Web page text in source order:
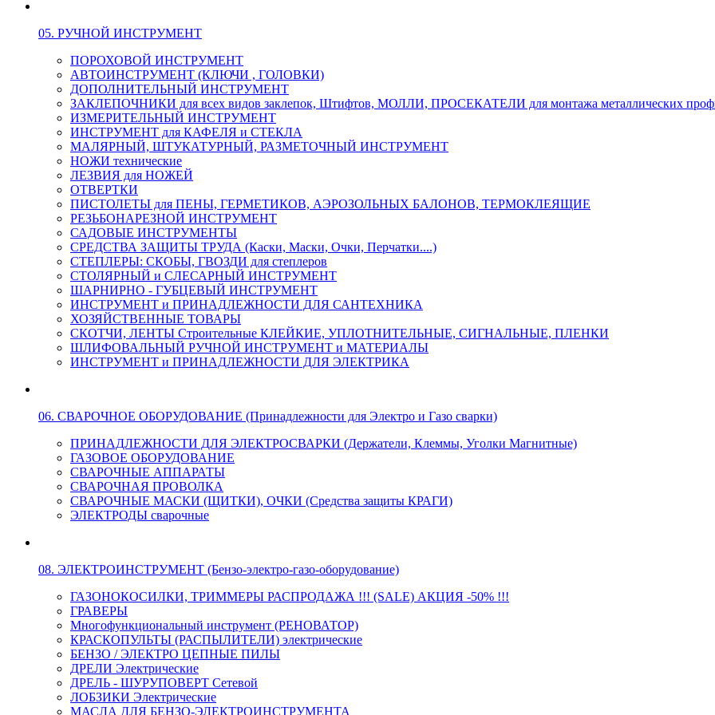
05. РУЧНОЙ ИНСТРУМЕНТ
ПОРОХОВОЙ ИНСТРУМЕНТ
АВТОИНСТРУМЕНТ (КЛЮЧИ , ГОЛОВКИ)
ДОПОЛНИТЕЛЬНЫЙ ИНСТРУМЕНТ
ЗАКЛЕПОЧНИКИ для всех видов заклепок, Штифтов, МОЛЛИ, ПРОСЕКАТЕЛИ для монтажа металлических
ИЗМЕРИТЕЛЬНЫЙ ИНСТРУМЕНТ
ИНСТРУМЕНТ для КАФЕЛЯ и СТЕКЛА
МАЛЯРНЫЙ, ШТУКАТУРНЫЙ, РАЗМЕТОЧНЫЙ ИНСТРУМЕНТ
НОЖИ технические
ЛЕЗВИЯ для НОЖЕЙ
ОТВЕРТКИ
ПИСТОЛЕТЫ для ПЕНЫ, ГЕРМЕТИКОВ, АЭРОЗОЛЬНЫХ БАЛОНОВ, ТЕРМОКЛЕЯЩИЕ
РЕЗЬБОНАРЕЗНОЙ ИНСТРУМЕНТ
САДОВЫЕ ИНСТРУМЕНТЫ
СРЕДСТВА ЗАЩИТЫ ТРУДА (Каски, Маски, Очки, Перчатки....)
СТЕПЛЕРЫ: СКОБЫ, ГВОЗДИ для степлеров
СТОЛЯРНЫЙ и СЛЕСАРНЫЙ ИНСТРУМЕНТ
ШАРНИРНО - ГУБЦЕВЫЙ ИНСТРУМЕНТ
ИНСТРУМЕНТ и ПРИНАДЛЕЖНОСТИ ДЛЯ САНТЕХНИКА
ХОЗЯЙСТВЕННЫЕ ТОВАРЫ
СКОТЧИ, ЛЕНТЫ Строительные КЛЕЙКИЕ, УПЛОТНИТЕЛЬНЫЕ, СИГНАЛЬНЫЕ, ПЛЕНКИ
ШЛИФОВАЛЬНЫЙ РУЧНОЙ ИНСТРУМЕНТ и МАТЕРИАЛЫ
ИНСТРУМЕНТ и ПРИНАДЛЕЖНОСТИ ДЛЯ ЭЛЕКТРИКА
06. СВАРОЧНОЕ ОБОРУДОВАНИЕ (Принадлежности для Электро и Газо сварки)
ПРИНАДЛЕЖНОСТИ ДЛЯ ЭЛЕКТРОСВАРКИ (Держатели, Клеммы, Уголки Магнитные)
ГАЗОВОЕ ОБОРУДОВАНИЕ
СВАРОЧНЫЕ АППАРАТЫ
СВАРОЧНАЯ ПРОВОЛКА
СВАРОЧНЫЕ МАСКИ (ЩИТКИ), ОЧКИ (Средства защиты КРАГИ)
ЭЛЕКТРОДЫ сварочные
08. ЭЛЕКТРОИНСТРУМЕНТ (Бензо-электро-газо-оборудование)
ГАЗОНОКОСИЛКИ, ТРИММЕРЫ РАСПРОДАЖА !!! (SALE) АКЦИЯ -50% !!!
ГРАВЕРЫ
Многофункциональный инструмент (РЕНОВАТОР)
КРАСКОПУЛЬТЫ (РАСПЫЛИТЕЛИ) электрические
БЕНЗО / ЭЛЕКТРО ЦЕПНЫЕ ПИЛЫ
ДРЕЛИ Электрические
ДРЕЛЬ - ШУРУПОВЕРТ Сетевой
ЛОБЗИКИ Электрические
МАСЛА ДЛЯ БЕНЗО-ЭЛЕКТРОИНСТРУМЕНТА